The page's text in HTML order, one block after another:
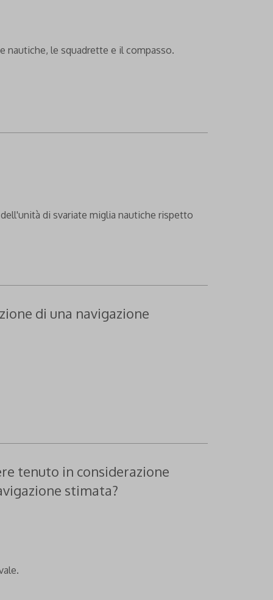
nautiche, le squadrette e il compasso.
di svariate miglia nautiche rispetto
di una navigazione
tenuto in considerazione
stimata?